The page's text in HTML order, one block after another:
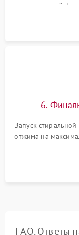
надежной
герметиком для
6.
Запуск
отжима на
корректности
FAQ. Ответы